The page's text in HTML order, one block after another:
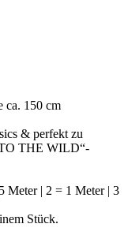
ca. 150 cm
& perfekt zu
THE WILD“-
Meter | 2 = 1 Meter | 3
Stück.